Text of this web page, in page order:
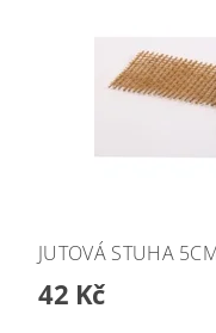
JUTOVÁ STUHA
42 Kč